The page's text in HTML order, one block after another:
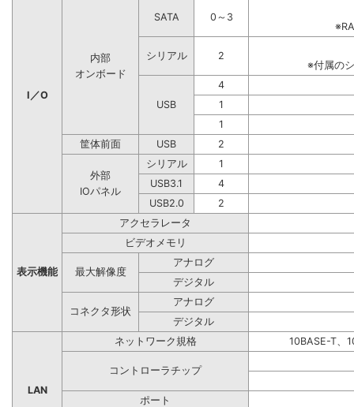
I／O
内部
オンボード
SATA
0～3
シリアル
2
※付属の
USB
4
1
1
筐体前面
USB 2
外部
IOパネル
シリアル
1
USB3.1
4
USB2.0
2
表示機能
アクセラレータ
ビデオメモリ
最大解像度
アナログ
デジタル
コネクタ形状
アナログ
デジタル
LAN
ネットワーク規格 10BASE-T、
コントローラチップ
ポート